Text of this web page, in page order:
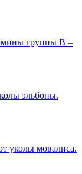
группы B –
эльбоны.
уколы мовалиса.